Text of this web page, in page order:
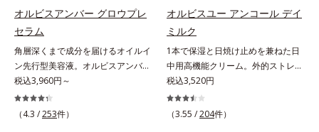
の使用回数＞通常サイズ：約90回
（1.5ヵ月程度）ラージサイズ：約
180回（3ヵ月程度）各商品の詳し
い情報は商品ページをご覧くださ
い。・BEAUTY夏祭りは、こちら
おいの通り道”を作って化粧水のな
じみ感をUP。化粧水前に使うこと
で、普段の化粧水の手ごたえをより
実感できる、しっとり整った肌状態
へ。化粧水前に2プッシュ使うだけ
で、うるおいのすき間にぐんぐん入
り込み、うるおいで満ち満ちたハリ
のある美肌へと整えます。*1 クチ
オルビスアンバー グロウプレ
セラム
角層深くまで成分を届けるオイルイ
ン先行型美容液。オルビスアンバー
は、いつも⾃然体で美しくありたい
と願う⼤⼈世代に寄り添うブランド
です。年齢印象研究に基づいた肌サ
税込3,960円～
（4.3 /253件）
オルビスユー アンコール デイ
ミルク
1本で保湿と日焼け止めを兼ねた日
中用高機能クリーム。外的ストレス
(*5)から肌を徹底ガード。諦めかけ
ていたハリ不足、うるおい低下に先
端科学ケア(*1)でアプローチするエ
税込3,520円
（3.55 /204件）